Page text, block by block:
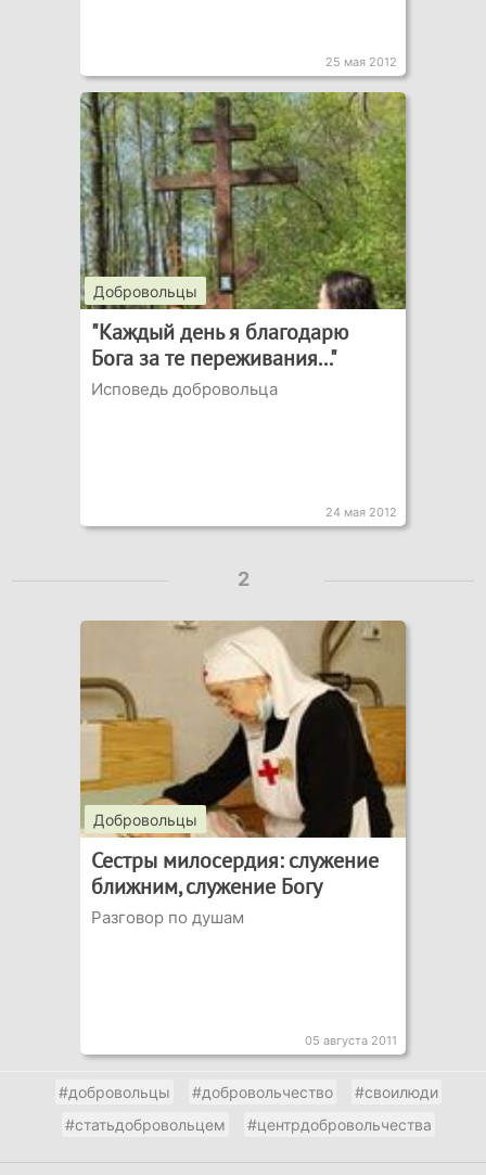
25 мая 2012
Добровольцы
"Каждый день я благодарю
Бога за те переживания..."
Исповедь добровольца
24 мая 2012
2
Добровольцы
Сестры милосердия: служение
ближним, служение Богу
Разговор по душам
05 августа 2011
#добровольцы #добровольчество
#своилюди
#статьдобровольцем
#центрдобровольчества